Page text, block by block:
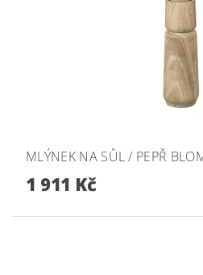
MLÝNEK NA SŮL / PEPŘ
1 911 Kč